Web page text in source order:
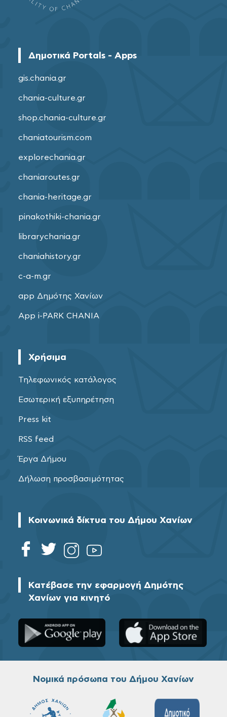
Δημοτικά Portals - Apps
gis.chania.gr
chania-culture.gr
shop.chania-culture.gr
chaniatourism.com
explorechania.gr
chaniaroutes.gr
chania-heritage.gr
pinakothiki-chania.gr
librarychania.gr
chaniahistory.gr
c-a-m.gr
app Δημότης Χανίων
App i-PARK CHANIA
Χρήσιμα
Τηλεφωνικός κατάλογος
Εσωτερική εξυπηρέτηση
Press kit
RSS feed
Έργα Δήμου
Δήλωση προσβασιμότητας
Κοινωνικά δίκτυα του Δήμου Χανίων
Κατέβασε την εφαρμογή Δημότης
Χανίων για κινητό
Νομικά πρόσωπα του Δήμου Χανίων